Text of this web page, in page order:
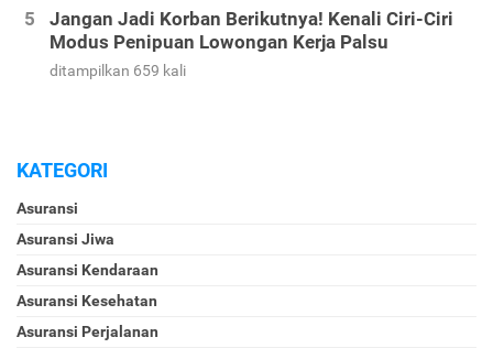
Jangan Jadi Korban Berikutnya! Kenali Ciri-Ciri
Modus Penipuan Lowongan Kerja Palsu
ditampilkan 659 kali
KATEGORI
Asuransi
Asuransi Jiwa
Asuransi Kendaraan
Asuransi Kesehatan
Asuransi Perjalanan